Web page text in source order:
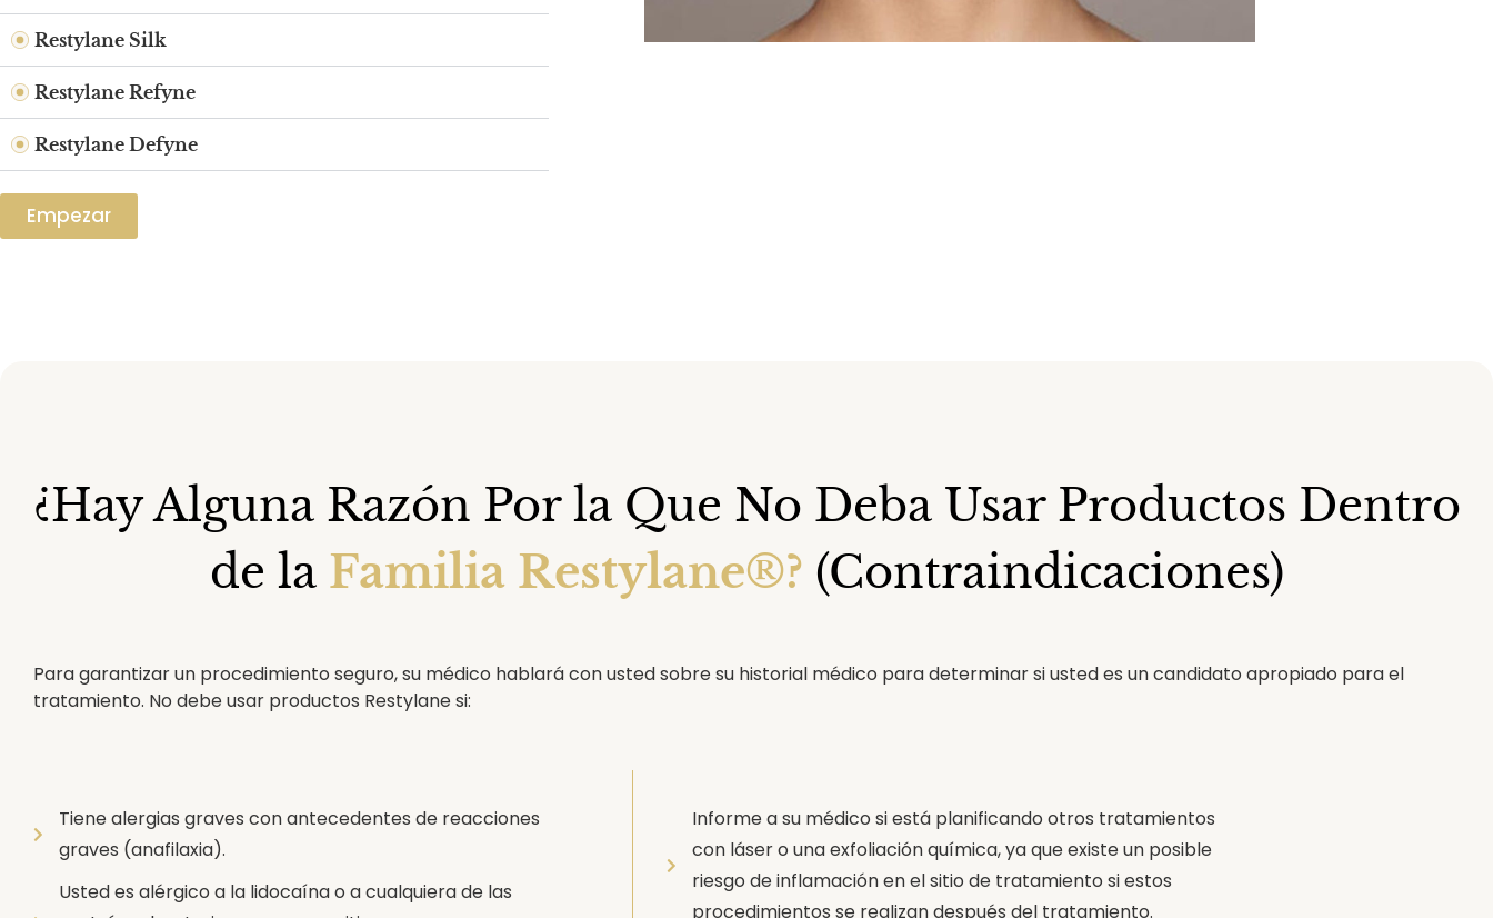
Restylane Silk
Restylane Refyne
Restylane Defyne
Empezar
¿Hay Alguna Razón Por la Que No Deba Usar Productos Dentro
de la Familia Restylane®? (Contraindicaciones)
Para garantizar un procedimiento seguro, su médico hablará con usted sobre su historial médico para determinar si usted es un candidato apropiado para el
tratamiento. No debe usar productos Restylane si:
Tiene alergias graves con antecedentes de reacciones
graves (anafilaxia).
Usted es alérgico a la lidocaína o a cualquiera de las
Informe a su médico si está planificando otros tratamientos
con láser o una exfoliación química, ya que existe un posible
riesgo de inflamación en el sitio de tratamiento si estos
procedimientos se realizan después del tratamiento.